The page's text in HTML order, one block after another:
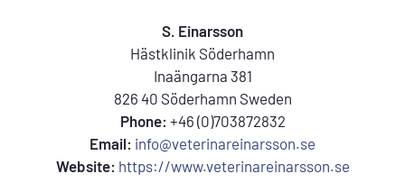
S. Einarsson
Hästklinik Söderhamn
Inaängarna 381
826 40 Söderhamn Sweden
Phone: +46 (0)703872832
Email: info@veterinareinarsson.se
Website: https://www.veterinareinarsson.se